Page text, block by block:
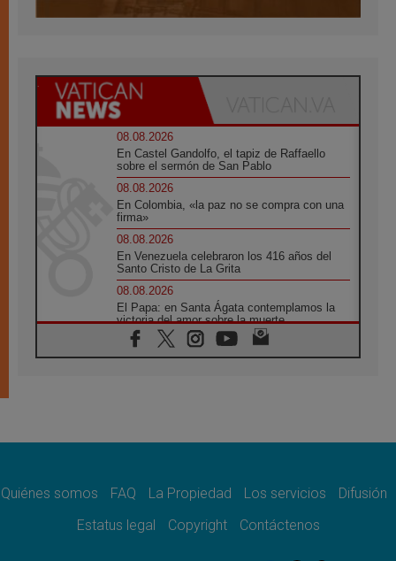
08.08.2026
En Castel Gandolfo, el tapiz de Raffaello
sobre el sermón de San Pablo
08.08.2026
En Colombia, «la paz no se compra con una
firma»
08.08.2026
En Venezuela celebraron los 416 años del
Santo Cristo de La Grita
08.08.2026
El Papa: en Santa Ágata contemplamos la
victoria del amor sobre la muerte
08.08.2026
León XIV visitará el Santuario de la Madre
07.08.2026
07.08.2026
el compromiso del cristiano"
Quiénes somos FAQ La Propiedad Los servicios
Difusión
Estatus legal
Copyright Contáctenos